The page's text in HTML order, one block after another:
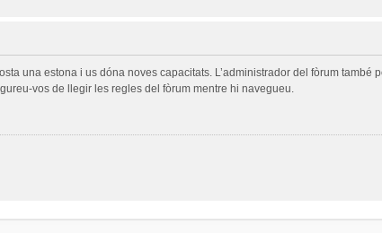
una estona i us dóna noves capacitats. L’administrador del fòrum
vos de llegir les regles del fòrum mentre hi navegueu.